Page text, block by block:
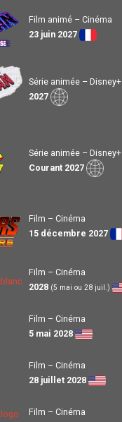
Film animé – Cinéma
23 juin 2027
Série animée – Disney+
2027
Série animée – Disney+
Courant 2027
Film – Cinéma
15 décembre 2027
Film – Cinéma
2028 (5 mai ou 28 juil.)
Film – Cinéma
5 mai 2028
Film – Cinéma
28 juillet 2028
Film – Cinéma